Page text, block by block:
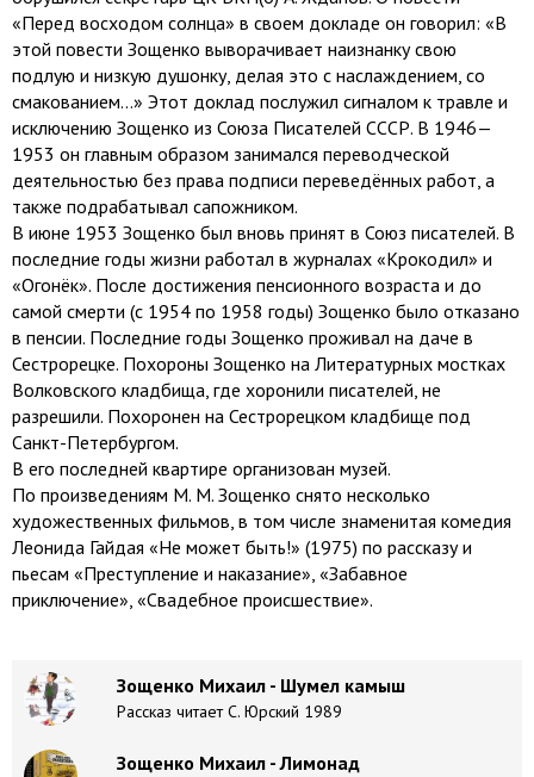
«Перед восходом солнца» в своем докладе он говорил: «В
этой повести Зощенко выворачивает наизнанку свою
подлую и низкую душонку, делая это с наслаждением, со
смакованием…» Этот доклад послужил сигналом к травле и
исключению Зощенко из Союза Писателей СССР. В 1946—
1953 он главным образом занимался переводческой
деятельностью без права подписи переведённых работ, а
также подрабатывал сапожником.
В июне 1953 Зощенко был вновь принят в Союз писателей. В
последние годы жизни работал в журналах «Крокодил» и
«Огонёк». После достижения пенсионного возраста и до
самой смерти (с 1954 по 1958 годы) Зощенко было отказано
в пенсии. Последние годы Зощенко проживал на даче в
Сестрорецке. Похороны Зощенко на Литературных мостках
Волковского кладбища, где хоронили писателей, не
разрешили. Похоронен на Сестрорецком кладбище под
Санкт-Петербургом.
В его последней квартире организован музей.
По произведениям М. М. Зощенко снято несколько
художественных фильмов, в том числе знаменитая комедия
Леонида Гайдая «Не может быть!» (1975) по рассказу и
пьесам «Преступление и наказание», «Забавное
приключение», «Свадебное происшествие».
Зощенко Михаил - Шумел камыш
Рассказ читает С. Юрский 1989
Зощенко Михаил - Лимонад